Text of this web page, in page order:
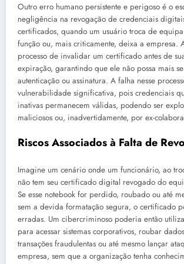
Outro erro humano persistente e perigoso é o
negligência na revogação de credenciais
certificados, quando um usuário troca de
função ou, mais criticamente, deixa a empresa.
processo de invalidar um certificado antes de
expiração, garantindo que ele não possa mais
autenticação ou assinatura. A falha nesse
vulnerabilidade significativa, pois credenciais
inativas permanecem válidas, podendo ser
maliciosos ou, inadvertidamente, por ex-
Riscos Associados à Falta de
Imagine um cenário onde um funcionário, ao
não tem seu certificado digital revogado do
Se esse notebook for perdido, roubado ou até
sem a devida formatação segura, o certificado
erradas. Um cibercriminoso poderia então
para acessar sistemas corporativos, roubar
transações fraudulentas ou até mesmo lançar
empresa, sem que a organização tenha